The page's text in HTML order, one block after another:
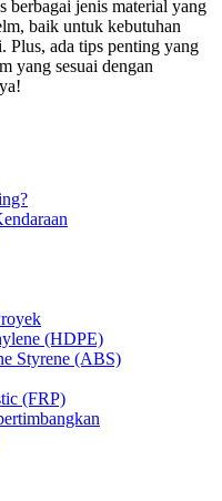
berbagai jenis material yang
baik untuk kebutuhan
Plus, ada tips penting yang
yang sesuai dengan
(HDPE)
Styrene (ABS)
(FRP)